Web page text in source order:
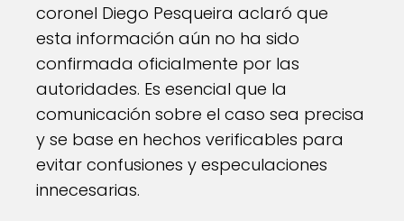
coronel Diego Pesqueira aclaró que
esta información aún no ha sido
confirmada oficialmente por las
autoridades. Es esencial que la
comunicación sobre el caso sea precisa
y se base en hechos verificables para
evitar confusiones y especulaciones
innecesarias.